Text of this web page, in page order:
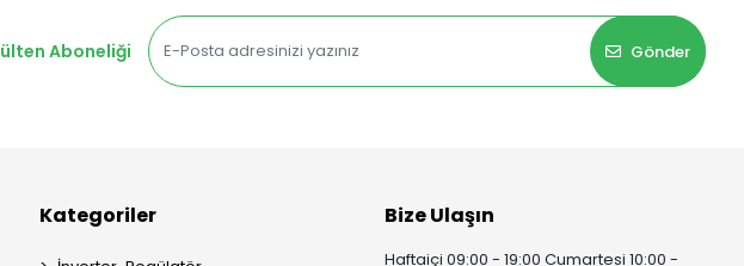
Aboneliği
Gönder
Kategoriler Bize Ulaşın
Haftaiçi 09:00 - 19:00 Cumartesi 10:00 -